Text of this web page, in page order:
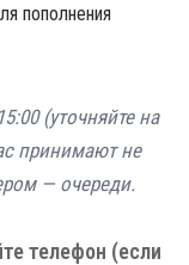
пополнения
(уточняйте на
принимают не
— очереди.
телефон (если